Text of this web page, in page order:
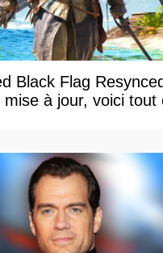
Black Flag
mise à jour, voici tout